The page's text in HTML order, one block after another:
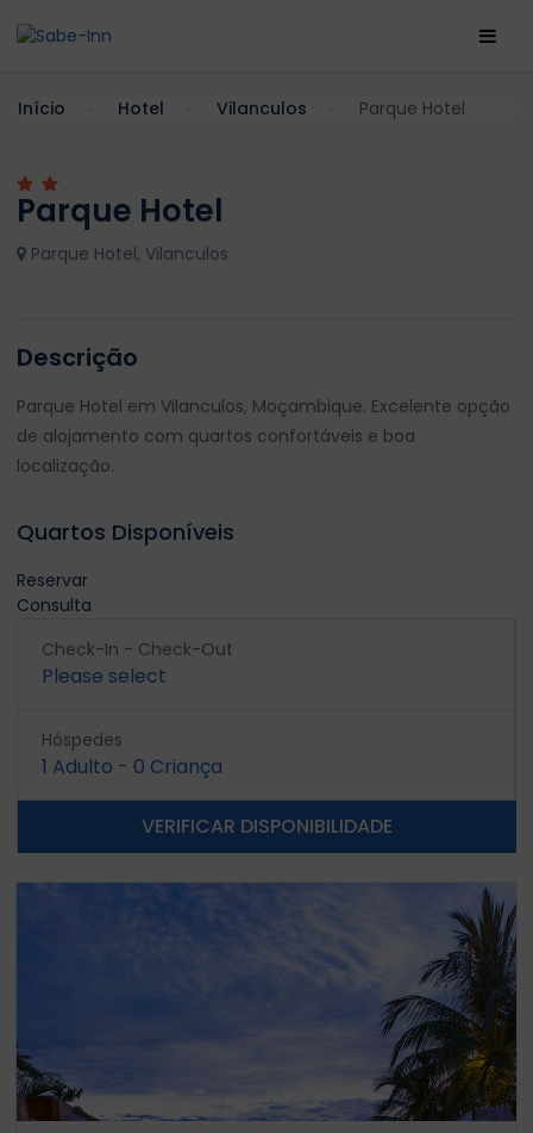
Início Hotel Vilanculos Parque Hotel
Parque Hotel
Parque Hotel, Vilanculos
Descrição
Parque Hotel em Vilanculos, Moçambique. Excelente opção
de alojamento com quartos confortáveis e boa
localização.
Quartos Disponíveis
Reservar
Consulta
Check-In - Check-Out
Please select
Hóspedes
1 Adulto - 0 Criança
VERIFICAR DISPONIBILIDADE